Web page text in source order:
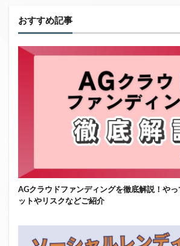
おすすめ記事
AGクラウドファンディングを徹底解説！やっ
ットやリスクなどご紹介